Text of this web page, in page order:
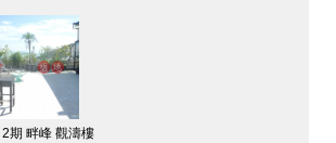
期 畔峰 觀濤樓